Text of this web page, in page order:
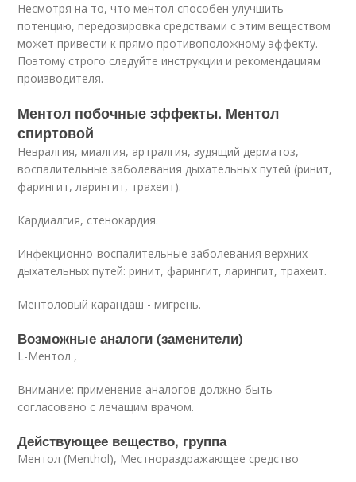
Несмотря на то, что ментол способен улучшить
потенцию, передозировка средствами с этим веществом
может привести к прямо противоположному эффекту.
Поэтому строго следуйте инструкции и рекомендациям
производителя.
Ментол побочные эффекты. Ментол
спиртовой
Невралгия, миалгия, артралгия, зудящий дерматоз,
воспалительные заболевания дыхательных путей (ринит,
фарингит, ларингит, трахеит).
Кардиалгия, стенокардия.
Инфекционно-воспалительные заболевания верхних
дыхательных путей: ринит, фарингит, ларингит, трахеит.
Ментоловый карандаш - мигрень.
Возможные аналоги (заменители)
L-Ментол ,
Внимание: применение аналогов должно быть
согласовано с лечащим врачом.
Действующее вещество, группа
Ментол (Menthol), Местнораздражающее средство